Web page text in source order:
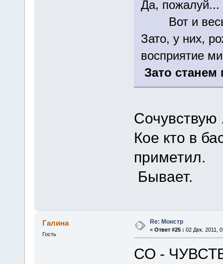
Да, пожалуй...
Вот и
Зато, у них,
восприятие
Зато
Сочувствую
Кое кто в
приметил.
Бывает.
Галина
Гость
Re: Монстр
« Ответ #25 : 02 Дек. 2011,
СО -